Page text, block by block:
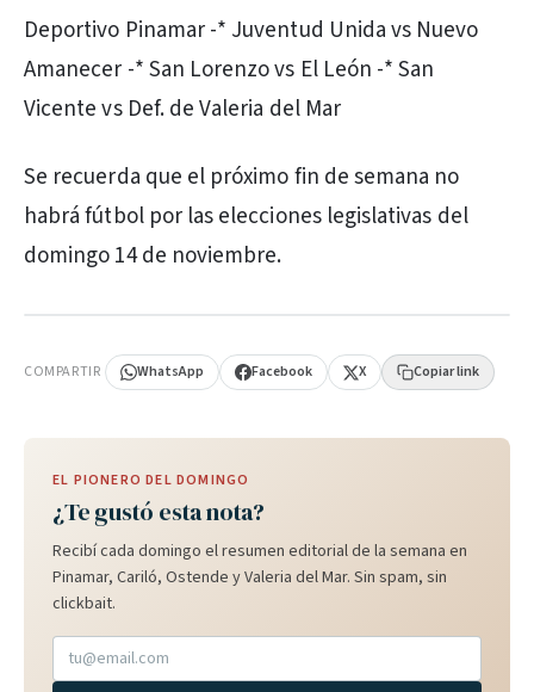
Deportivo Pinamar -* Juventud Unida vs Nuevo
Amanecer -* San Lorenzo vs El León -* San
Vicente vs Def. de Valeria del Mar
Se recuerda que el próximo fin de semana no
habrá fútbol por las elecciones legislativas del
domingo 14 de noviembre.
COMPARTIR WhatsApp Facebook X Copiar link
EL PIONERO DEL DOMINGO
¿Te gustó esta nota?
Recibí cada domingo el resumen editorial de la semana en
Pinamar, Cariló, Ostende y Valeria del Mar. Sin spam, sin
clickbait.